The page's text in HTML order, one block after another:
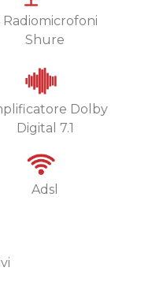
Radiomicrofoni
Shure
Dolby
Digital 7.1
Adsl